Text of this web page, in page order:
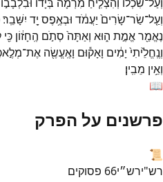
וְעַ֤ל־שַׂר־שָׂרִים֙ יַעֲמֹ֔ד וּבְאֶ֥פֶס יָ֖ד יִשָּׁבֵֽר׃
נֶאֱמַ֖ראֱמֶ֣ת ה֑וּא וְאַתָּה֙ סְתֹ֣ם הֶֽחָז֔וֹן כִּ֖י
וְנֶֽחֱלֵ֙יתִי֙ יָמִ֔ים וָאָק֕וּם וָאֶֽעֱשֶׂ֖ה אֶת־
וְאֵ֥ין מֵבִֽין׃
📖
פרשנים על הפרק
📜
רש"ירש״י66 פסוקים